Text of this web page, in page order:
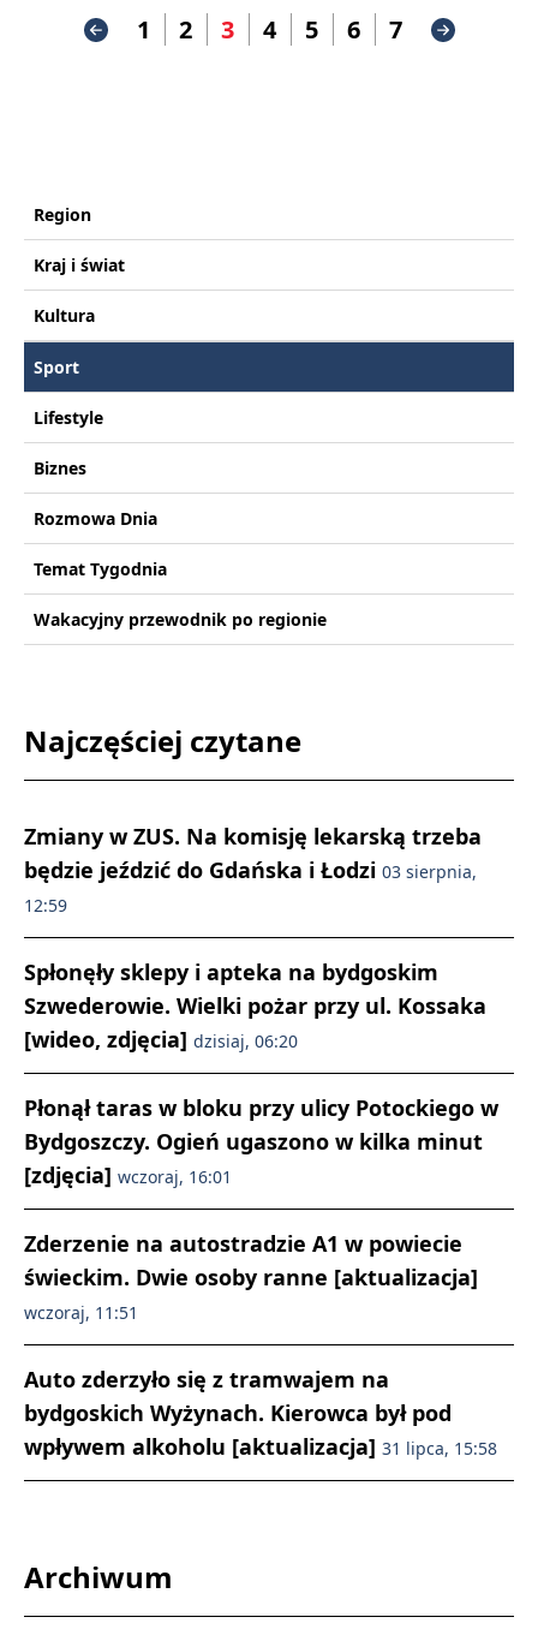
1 2 3 4 5 6 7
Region
Kraj i świat
Kultura
Sport
Lifestyle
Biznes
Rozmowa Dnia
Temat Tygodnia
Wakacyjny przewodnik po regionie
Najczęściej czytane
Zmiany w ZUS. Na komisję lekarską trzeba
będzie jeździć do Gdańska i Łodzi 03 sierpnia,
12:59
Spłonęły sklepy i apteka na bydgoskim
Szwederowie. Wielki pożar przy ul. Kossaka
[wideo, zdjęcia] dzisiaj, 06:20
Płonął taras w bloku przy ulicy Potockiego w
Bydgoszczy. Ogień ugaszono w kilka minut
[zdjęcia] wczoraj, 16:01
Zderzenie na autostradzie A1 w powiecie
świeckim. Dwie osoby ranne [aktualizacja]
wczoraj, 11:51
Auto zderzyło się z tramwajem na
bydgoskich Wyżynach. Kierowca był pod
wpływem alkoholu [aktualizacja] 31 lipca, 15:58
Archiwum